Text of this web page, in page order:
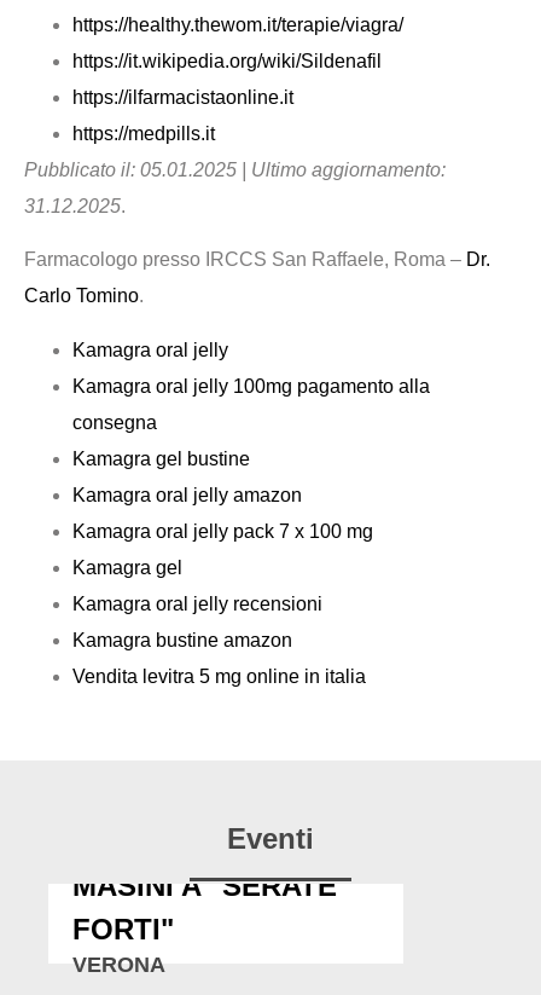
https://healthy.thewom.it/terapie/viagra/
https://it.wikipedia.org/wiki/Sildenafil
https://ilfarmacistaonline.it
https://medpills.it
Pubblicato il: 05.01.2025 | Ultimo aggiornamento:
31.12.2025.
Farmacologo presso IRCCS San Raffaele, Roma – Dr.
Carlo Tomino.
Kamagra oral jelly
Kamagra oral jelly 100mg pagamento alla
consegna
Kamagra gel bustine
Kamagra oral jelly amazon
Kamagra oral jelly pack 7 x 100 mg
Kamagra gel
Kamagra oral jelly recensioni
Kamagra bustine amazon
Vendita levitra 5 mg online in italia
Eventi
MASINI A "SERATE
FORTI"
VERONA